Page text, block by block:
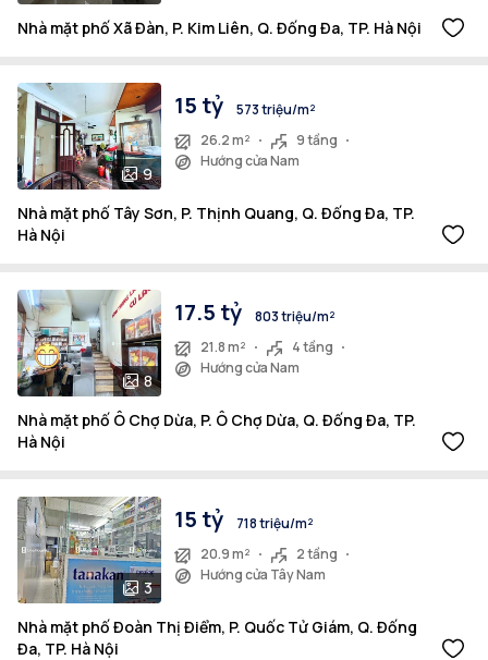
Nhà mặt phố Xã Đàn, P. Kim Liên, Q. Đống Đa, TP. Hà Nội
9
15 tỷ
573 triệu/m²
26.2 m²
9 tầng
Hướng cửa Nam
Nhà mặt phố Tây Sơn, P. Thịnh Quang, Q. Đống Đa, TP.
Hà Nội
8
17.5 tỷ
803 triệu/m²
21.8 m²
4 tầng
Hướng cửa Nam
Nhà mặt phố Ô Chợ Dừa, P. Ô Chợ Dừa, Q. Đống Đa, TP.
Hà Nội
3
15 tỷ
718 triệu/m²
20.9 m²
2 tầng
Hướng cửa Tây Nam
Nhà mặt phố Đoàn Thị Điểm, P. Quốc Tử Giám, Q. Đống
Đa, TP. Hà Nội